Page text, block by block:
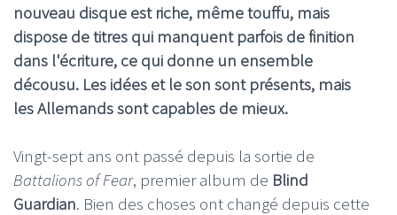
nouveau disque est riche, même touffu, mais
dispose de titres qui manquent parfois de finition
dans l'écriture, ce qui donne un ensemble
décousu. Les idées et le son sont présents, mais
les Allemands sont capables de mieux.
Vingt-sept ans ont passé depuis la sortie de
Battalions of Fear, premier album de Blind
Guardian. Bien des choses ont changé depuis cette